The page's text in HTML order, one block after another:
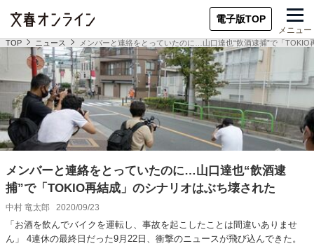
電子版TOP
メニュー
TOP ニュース メンバーと連絡をとっていたのに…山口達也“飲酒逮捕”で「
メンバーと連絡をとっていたのに…山口達也“飲酒逮
捕”で「TOKIO再結成」のシナリオはぶち壊された
中村 竜太郎 2020/09/23
「お酒を飲んでバイクを運転し、事故を起こしたことは間違いありませ
ん」 4連休の最終日だった9月22日、衝撃のニュースが飛び込んできた。